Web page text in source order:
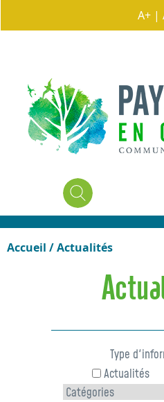
A+|
Accueil /Actualités
Type
Actualités